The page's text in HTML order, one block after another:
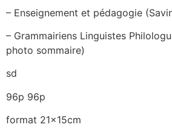
– Enseignement et pédagogie
– Grammairiens Linguistes
photo sommaire)
sd
96p 96p
format 21x15cm